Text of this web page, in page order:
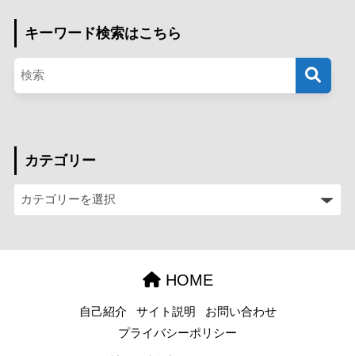
キーワード検索はこちら
カテゴリー
HOME
自己紹介 サイト説明
お問い合わせ
プライバシーポリシー